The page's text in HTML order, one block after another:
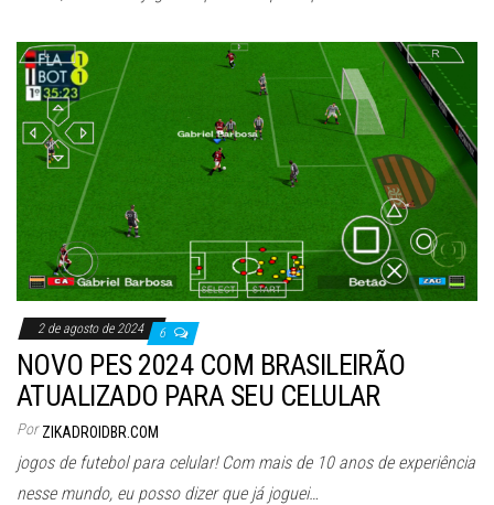
2 de agosto de 2024 6
NOVO PES 2024 COM BRASILEIRÃO
ATUALIZADO PARA SEU CELULAR
Por ZIKADROIDBR.COM
jogos de futebol para celular! Com mais de 10 anos de experiência
nesse mundo, eu posso dizer que já joguei…